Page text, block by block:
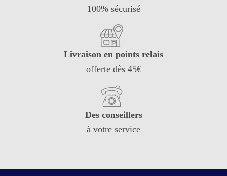
100% sécurisé
Livraison en points relais
offerte dès 45€
Des conseillers
à votre service